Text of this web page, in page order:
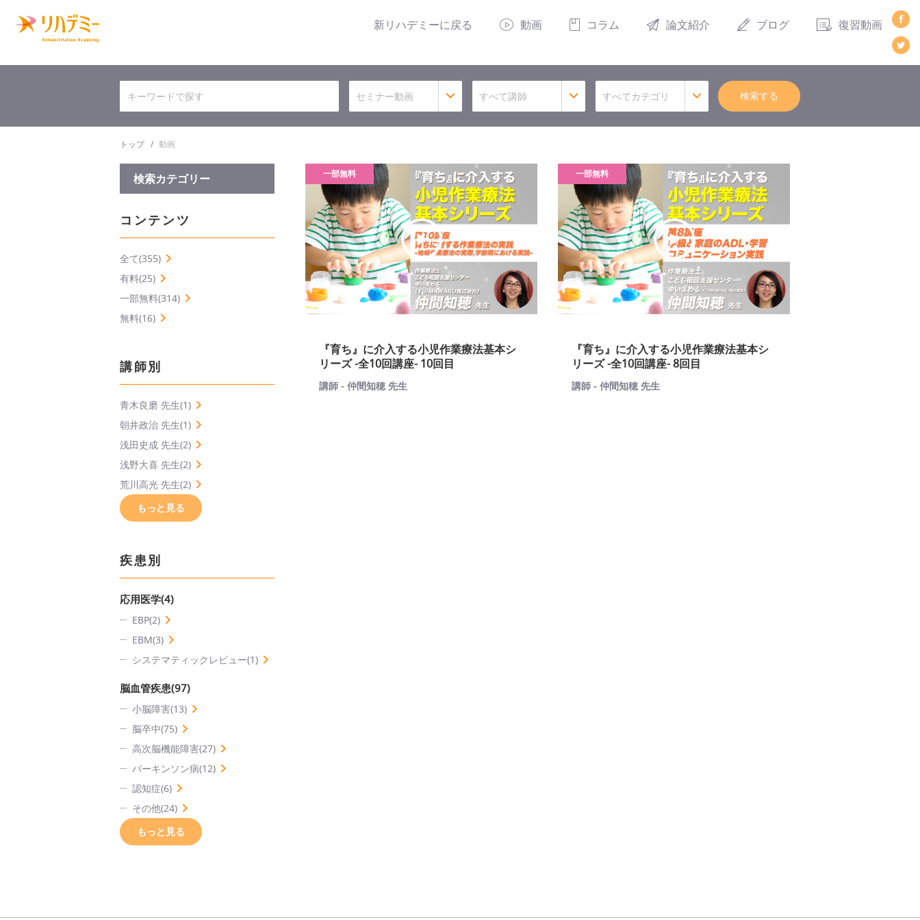
新リハデミーに戻る 動画 コラム 論文紹介 ブログ 復習動画
セミナー動画 すべて講師 すべてカテゴリ 検索する
トップ 動画
検索カテゴリー
コンテンツ
全て(355)
有料(25)
一部無料(314)
無料(16)
講師別
青木良磨 先生(1)
朝井政治 先生(1)
浅田史成 先生(2)
浅野大喜 先生(2)
荒川高光 先生(2)
もっと見る
疾患別
応用医学(4)
EBP(2)
EBM(3)
システマティックレビュー(1)
脳血管疾患(97)
小脳障害(13)
脳卒中(75)
高次脳機能障害(27)
パーキンソン病(12)
認知症(6)
その他(24)
もっと見る
一部無料
『育ち』に介入する小児作業療法基本シ
リーズ -全10回講座- 10回目
講師 - 仲間知穂 先生
一部無料
『育ち』に介入する小児作業療法基本シ
リーズ -全10回講座- 8回目
講師 - 仲間知穂 先生